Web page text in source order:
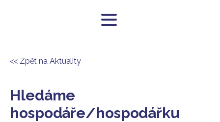
<< Zpět na Aktuality
Hledáme
hospodáře/hospodářku